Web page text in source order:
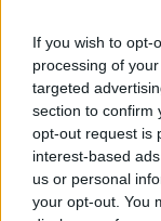
If you wish to opt-
processing of
targeted
section to confirm
opt-out request is
interest-based
us or personal
your opt-out. You